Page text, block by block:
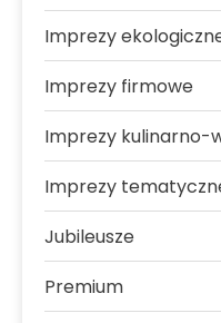
Imprezy
Imprezy firmowe
Imprezy kulinarno-
Imprezy
Jubileusze
Premium